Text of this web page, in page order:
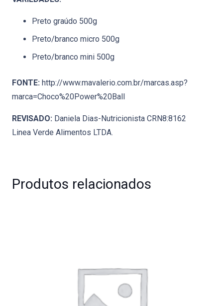
Preto graúdo 500g
Preto/branco micro 500g
Preto/branco mini 500g
FONTE: http://www.mavalerio.com.br/marcas.asp?
marca=Choco%20Power%20Ball
REVISADO: Daniela Dias-Nutricionista CRN8:8162
Linea Verde Alimentos LTDA.
Produtos relacionados